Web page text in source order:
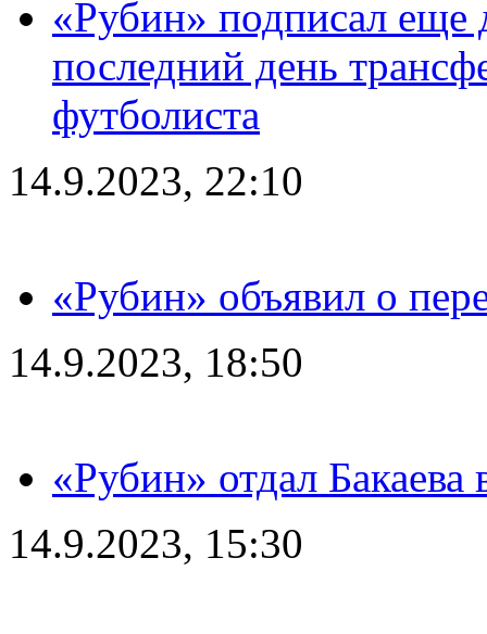
«Рубин» подписал еще
последний день
футболиста
14.9.2023, 22:10
«Рубин» объявил о
14.9.2023, 18:50
«Рубин» отдал
14.9.2023, 15:30